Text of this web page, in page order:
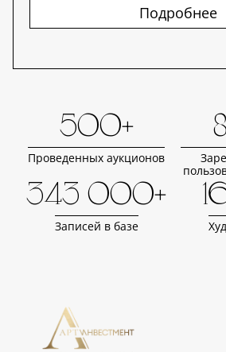
Подробнее
500+
Проведенных аукционов
343 000+
Записей в базе